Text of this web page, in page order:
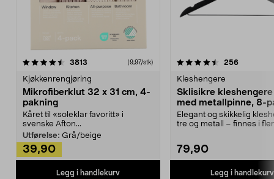
3813 anmeldelser(9,97/stk)
Kjøkkenrengjøring
Mikrofiberklut 32 x 31 cm, 4-
pakning
Kåret til «soleklar favoritt» i
svenske Afton...
Utførelse: Grå/beige
39,90
Legg i handlekurv
4.5av 5 stjerner 256
Kleshengere
Sklisikre
med metallpinne, 8-
Elegant og skikkelig
tre og metall – finnes i
79,90
Legg i handlekurv
4.5av 5 stjerner